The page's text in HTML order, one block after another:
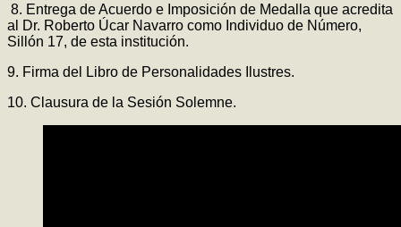
8. Entrega de Acuerdo e Imposición de Medalla que acredita
al Dr. Roberto Úcar Navarro como Individuo de Número,
Sillón 17, de esta institución.
9. Firma del Libro de Personalidades Ilustres.
10. Clausura de la Sesión Solemne.